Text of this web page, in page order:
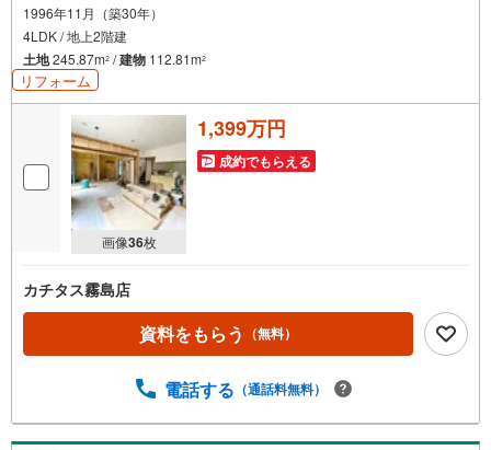
1996年11月（築30年）
4LDK / 地上2階建
土地245.87m2 /建物 112.81m2
リフォーム
画像36枚
1,399万円
成約でもらえる
カチタス霧島店
資料をもらう （無料）
電話する （通話料無料）